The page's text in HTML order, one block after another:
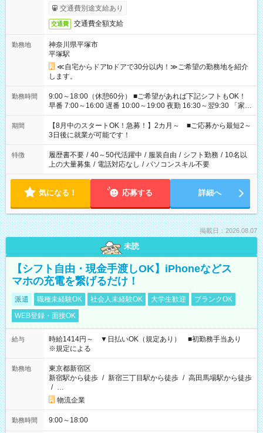
交通費別途支給あり
交通費 交通費全額支給
勤務地
神奈川県平塚市
平塚駅
≪自宅からドアtoドアで30分以内！≫ご希望の勤務地を紹介
します。
勤務時間
9:00～18:00（休憩60分） ■ご希望があれば下記シフトもOK！
早番 7:00～16:00 遅番 10:00～19:00 夜勤 16:30～翌9:30 「家族
と休みを合わせたい」 「余裕を持って夕飯の準備がしたい」
「できれば残業はしたくない」 など、ご希望を教えてください
ね。 ※Wワーク希望の方へ 今ご覧のお仕事で希望する勤務時間
と、もう1つのお仕事の勤務時間。 合計で週40時間を超える場
合は応募できません。
期間
【8月中のスタートOK！急募！】2カ月～ ■ご応募から最短2～
3日後に就業が可能です！
特徴 履歴書不要 / 40～50代活躍中 / 服装自由 / シフト勤務 / 10名以
上の大量募集 / 電話対応なし / パソコンスキル不要
気になる！ 応募する 詳細へ
掲載日：2026.08.07
未読
【シフト自由・現金手渡しOK】iPhoneなどス
マホの充電を繋げるだけ！
派遣 職種未経験OK 社会人未経験OK 大学生歓迎
ブランクOK
WEB登録・面接OK
給与
時給1414円～ ▼日払いOK（規定あり） ■初勤務手当あり
※規定による
勤務地
東京都新宿区
新宿駅から徒歩 / 新宿三丁目駅から徒歩 / 高田馬場駅から徒歩
/ …
物流企業
勤務時間 9:00～18:00